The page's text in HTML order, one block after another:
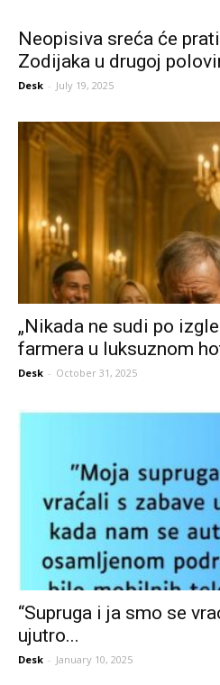
Neopisiva sreća će
Zodijaka u drugoj
Desk - July 19, 2025
„Nikada ne sudi po
farmera u luksuznom
Desk - October 31, 2025
“Supruga i ja smo se
ujutro...
Desk - January 10, 2025